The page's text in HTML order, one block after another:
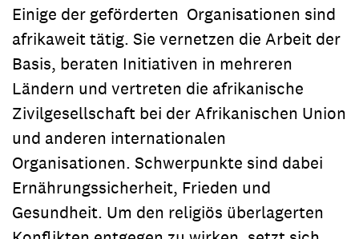
Einige der geförderten Organisationen sind
afrikaweit tätig. Sie vernetzen die Arbeit der
Basis, beraten Initiativen in mehreren
Ländern und vertreten die afrikanische
Zivilgesellschaft bei der Afrikanischen Union
und anderen internationalen
Organisationen. Schwerpunkte sind dabei
Ernährungssicherheit, Frieden und
Gesundheit. Um den religiös überlagerten